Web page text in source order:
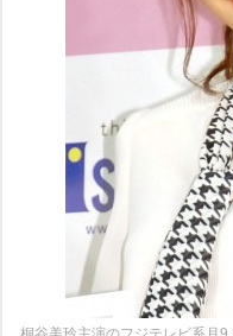
桐谷美玲主演のフジテレビ系月